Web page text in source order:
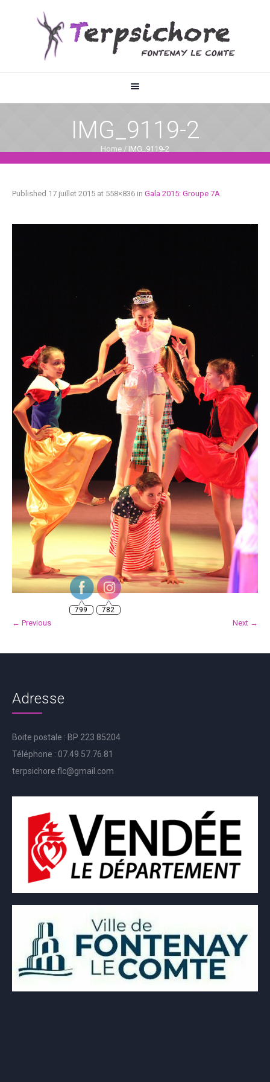
IMG_9119-2
Home / IMG_9119-2
Published 17 juillet 2015 at 558×836 in Gala 2015: Groupe 7A.
← Previous Next →
Adresse
Boite postale : BP 223 85204
Téléphone : 07.49.57.76.81
terpsichore.flc@gmail.com
799 782